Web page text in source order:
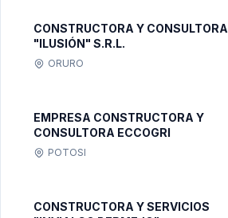
CONSTRUCTORA Y CONSULTORA
"ILUSIÓN" S.R.L.
ORURO
EMPRESA CONSTRUCTORA Y
CONSULTORA ECCOGRI
POTOSI
CONSTRUCTORA Y SERVICIOS